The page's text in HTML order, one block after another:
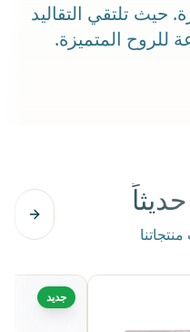
حيث تلتقي التقاليد
للروح المتميزة.
جديد